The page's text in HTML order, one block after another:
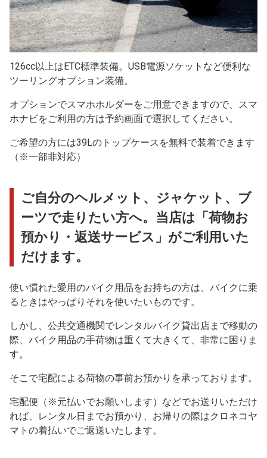
126cc以上はETC標準装備。USB電源ソケットなど便利な
ツーリングオプション装備。
オプションでスマホホルダーをご用意できますので、スマ
ホナビをご利用の方は予約画面で選択してください。
ご希望の方には39Lのトップケースを無料で装着できます
（※一部非対応）
ご自分のヘルメット、ジャケット、ブ
ーツで走りたい方へ。当店は「荷物お
預かり・返送サービス」がご利用いた
だけます。
使い慣れた愛用のバイク用品をお持ちの方は、バイクに乗
るときはやっぱりそれを使いたいものです。
しかし、公共交通機関でレンタルバイク貸出店まで移動の
際、バイク用品の手荷物は重くて大きくて、非常に困りま
す。
そこで宅配による荷物の事前お預かりを承っております。
宅配便（※元払いでお願いします）などでお送りいただけ
れば、レンタル日までお預かり、お帰りの際はクロネコヤ
マトの着払いでご返送いたします。